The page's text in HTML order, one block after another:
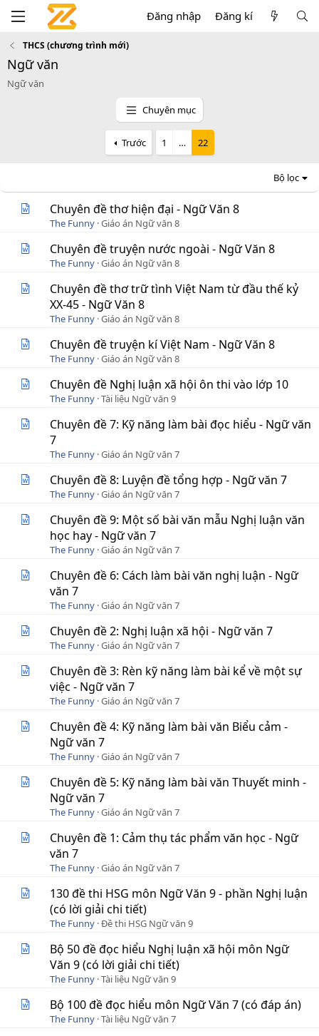
Đăng nhập Đăng kí
THCS (chương trình mới)
Ngữ văn
Ngữ văn
Chuyên mục
Trước 1 … 22
Bộ lọc
Chuyên đề thơ hiện đại - Ngữ Văn 8
The Funny Giáo án Ngữ văn 8
Chuyên đề truyện nước ngoài - Ngữ Văn 8
The Funny Giáo án Ngữ văn 8
Chuyên đề thơ trữ tình Việt Nam từ đầu thế kỷ
XX-45 - Ngữ Văn 8
The Funny Giáo án Ngữ văn 8
Chuyên đề truyện kí Việt Nam - Ngữ Văn 8
The Funny Giáo án Ngữ văn 8
Chuyên đề Nghị luận xã hội ôn thi vào lớp 10
The Funny Tài liệu Ngữ văn 9
Chuyên đề 7: Kỹ năng làm bài đọc hiểu - Ngữ văn
7
The Funny Giáo án Ngữ văn 7
Chuyên đề 8: Luyện đề tổng hợp - Ngữ văn 7
The Funny Giáo án Ngữ văn 7
Chuyên đề 9: Một số bài văn mẫu Nghị luận văn
học hay - Ngữ văn 7
The Funny Giáo án Ngữ văn 7
Chuyên đề 6: Cách làm bài văn nghị luận - Ngữ
văn 7
The Funny Giáo án Ngữ văn 7
Chuyên đề 2: Nghị luận xã hội - Ngữ văn 7
The Funny Giáo án Ngữ văn 7
Chuyên đề 3: Rèn kỹ năng làm bài kể về một sự
việc - Ngữ văn 7
The Funny Giáo án Ngữ văn 7
Chuyên đề 4: Kỹ năng làm bài văn Biểu cảm -
Ngữ văn 7
The Funny Giáo án Ngữ văn 7
Chuyên đề 5: Kỹ năng làm bài văn Thuyết minh -
Ngữ văn 7
The Funny Giáo án Ngữ văn 7
Chuyên đề 1: Cảm thụ tác phẩm văn học - Ngữ
văn 7
The Funny Giáo án Ngữ văn 7
130 đề thi HSG môn Ngữ Văn 9 - phần Nghị luận
(có lời giải chi tiết)
The Funny Đề thi HSG Ngữ văn 9
Bộ 50 đề đọc hiểu Nghị luận xã hội môn Ngữ
Văn 9 (có lời giải chi tiết)
The Funny Tài liệu Ngữ văn 9
Bộ 100 đề đọc hiểu môn Ngữ Văn 7 (có đáp án)
The Funny Tài liệu Ngữ văn 7